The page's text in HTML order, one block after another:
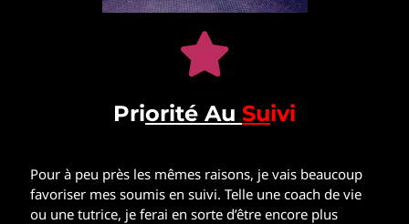
Priorité Au Suivi
Pour à peu près les mêmes raisons, je vais beaucoup
favoriser mes soumis en suivi. Telle une coach de vie
ou une tutrice, je ferai en sorte d’être encore plus